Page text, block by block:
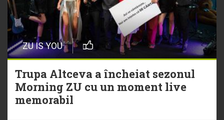
20 Iulie
Episod nou | Muzica Aia x DJ
Christian Thomson
20 Iulie
Torpedoul lui Morar: Theo Rose -
ZU IS YOU
Trupa Altceva a încheiat sezonul
Morning ZU cu un moment live
memorabil